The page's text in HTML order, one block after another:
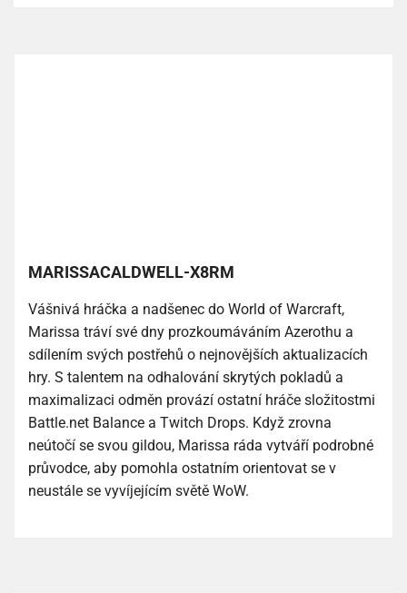
MARISSACALDWELL-X8RM
Vášnivá hráčka a nadšenec do World of Warcraft,
Marissa tráví své dny prozkoumáváním Azerothu a
sdílením svých postřehů o nejnovějších aktualizacích
hry. S talentem na odhalování skrytých pokladů a
maximalizaci odměn provází ostatní hráče složitostmi
Battle.net Balance a Twitch Drops. Když zrovna
neútočí se svou gildou, Marissa ráda vytváří podrobné
průvodce, aby pomohla ostatním orientovat se v
neustále se vyvíjejícím světě WoW.